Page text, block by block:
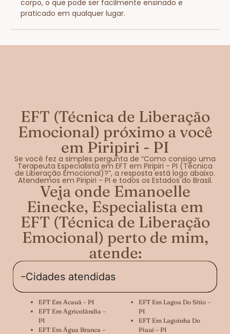
corpo, o que pode ser facilmente ensinado e
praticado em qualquer lugar.
EFT (Técnica de Liberação
Emocional) próximo a você
em Piripiri - PI
Se você fez a simples pergunta de “Como consigo uma
Terapeuta Especialista em EFT em Piripiri - PI (Técnica
de Liberação Emocional)?”, a resposta está logo abaixo.
Atendemos em Piripiri - PI e todos os Estados do Brasil.
Veja onde Emanoelle
Einecke, Especialista em
EFT (Técnica de Liberação
Emocional) perto de mim,
atende:
Cidades atendidas
EFT Em Acauã – PI
EFT Em Agricolândia –
PI
EFT Em Água Branca –
EFT Em Lagoa Do Sítio –
PI
EFT Em Lagoinha Do
Piauí – PI